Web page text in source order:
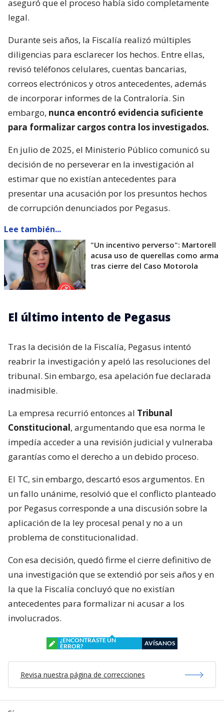
aseguró que el proceso había sido completamente
legal.
Durante seis años, la Fiscalía realizó múltiples
diligencias para esclarecer los hechos. Entre ellas,
revisó teléfonos celulares, cuentas bancarias,
correos electrónicos y otros antecedentes, además
de incorporar informes de la Contraloría. Sin
embargo, nunca encontró evidencia suficiente
para formalizar cargos contra los investigados.
En julio de 2025, el Ministerio Público comunicó su
decisión de no perseverar en la investigación al
estimar que no existían antecedentes para
presentar una acusación por los presuntos hechos
de corrupción denunciados por Pegasus.
Lee también...
"Un incentivo perverso": Martorell
acusa uso de querellas como arma
tras cierre del Caso Motorola
El último intento de Pegasus
Tras la decisión de la Fiscalía, Pegasus intentó
reabrir la investigación y apeló las resoluciones del
tribunal. Sin embargo, esa apelación fue declarada
inadmisible.
La empresa recurrió entonces al Tribunal
Constitucional, argumentando que esa norma le
impedía acceder a una revisión judicial y vulneraba
garantías como el derecho a un debido proceso.
El TC, sin embargo, descartó esos argumentos. En
un fallo unánime, resolvió que el conflicto planteado
por Pegasus corresponde a una discusión sobre la
aplicación de la ley procesal penal y no a un
problema de constitucionalidad.
Con esa decisión, quedó firme el cierre definitivo de
una investigación que se extendió por seis años y en
la que la Fiscalía concluyó que no existían
antecedentes para formalizar ni acusar a los
involucrados.
¿ENCONTRASTE UN
ERROR?
AVÍSANOS
Revisa nuestra página de correcciones